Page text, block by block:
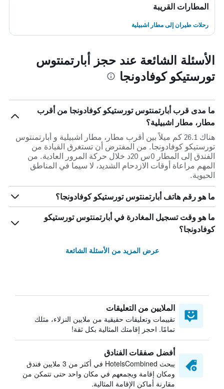
المطارات القريبة
رحلات طيران إلى مطار اشبيلية
الأسئلة الشائعة عند حجز أبارتمنتوس
تورستيكو كوفادونجا
ما مدى قرب أبارتمنتوس تورستيكو كوفادونجا من أقرب
مطار، مطار اشبيلية؟
هناك 26.1 كم ميلاً بين أقرب مطار، مطار اشبيلية و أبارتمنتوس
تورستيكو كوفادونجا. من المفترض أن تستغرق القيادة من
الفندق إلى المطار 0س 20د خلال حركة المرور العادية. من
المهم مراعاة أوقات الازدحام الشديد، لا سيما في المناطق
الحيوية.
ما هو رقم هاتف أبارتمنتوس تورستيكو كوفادونجا؟
ما هو وقت تسجيل المغادرة في أبارتمنتوس تورستيكو
كوفادونجا؟
عرض المزيد من الأسئلة الشائعة
الملايين من التعليقات
تقييمات وتعليقات حقيقية من ملايين النزلاء، مثلك
تمامًا. احجز إقامتك المثالية بكل ثقة!
أفضل صفقات الفنادق
يبحث HotelsCombined في أكثر من 3 ملايين فندق
ومكان إقامة ويجمعهم في مكان واحد حتى تتمكن من
مقارنة أماكن الإقامة المثالية.